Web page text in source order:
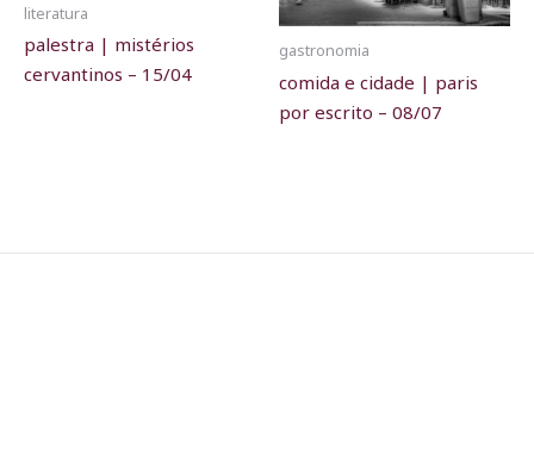
literatura
palestra | mistérios
cervantinos – 15/04
gastronomia
comida e cidade | paris
por escrito – 08/07